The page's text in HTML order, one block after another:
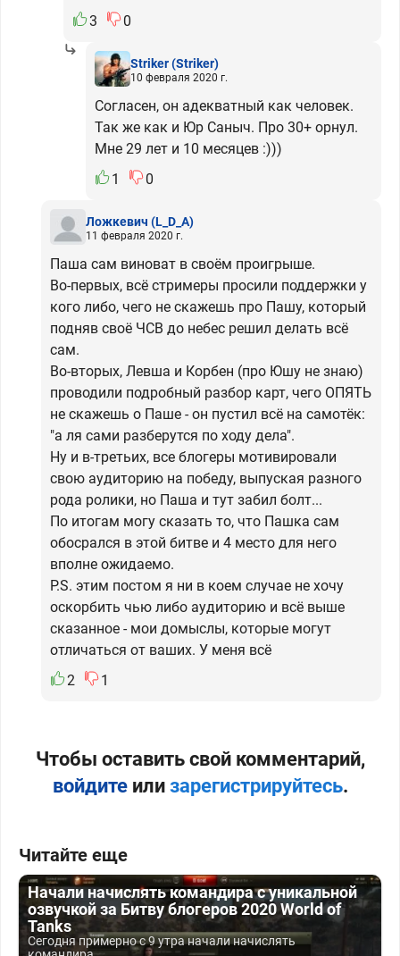
3
0
Striker(Striker)
10 февраля 2020 г.
Согласен, он адекватный как человек.
Так же как и Юр Саныч. Про 30+ орнул.
Мне 29 лет и 10 месяцев :)))
1
0
Ложкевич (L_D_A)
11 февраля 2020 г.
Паша сам виноват в своём проигрыше.
Во-первых, всё стримеры просили поддержки у
кого либо, чего не скажешь про Пашу, который
подняв своё ЧСВ до небес решил делать всё
сам.
Во-вторых, Левша и Корбен (про Юшу не знаю)
проводили подробный разбор карт, чего ОПЯТЬ
не скажешь о Паше - он пустил всё на самотёк:
"а ля сами разберутся по ходу дела".
Ну и в-третьих, все блогеры мотивировали
свою аудиторию на победу, выпуская разного
рода ролики, но Паша и тут забил болт...
По итогам могу сказать то, что Пашка сам
обосрался в этой битве и 4 место для него
вполне ожидаемо.
P.S. этим постом я ни в коем случае не хочу
оскорбить чью либо аудиторию и всё выше
сказанное - мои домыслы, которые могут
отличаться от ваших. У меня всё
2
1
Чтобы оставить свой комментарий,
войдитеили зарегистрируйтесь.
Читайте еще
Начали начислять командира с уникальной
озвучкой за Битву блогеров 2020 World of
Tanks
Сегодня примерно с 9 утра начали начислять